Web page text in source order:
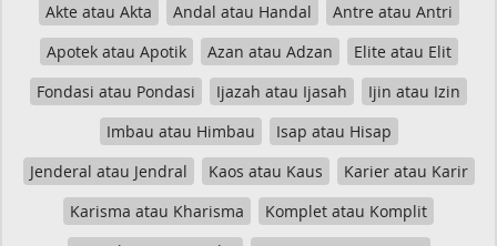
Akte atau Akta Andal atau Handal
Antre atau Antri
Apotek atau Apotik
Azan atau Adzan
Elite atau Elit
Fondasi atau Pondasi
Ijazah atau Ijasah
Ijin atau Izin
Imbau atau Himbau
Isap atau Hisap
Jenderal atau Jendral
Kaos atau Kaus
Karier atau Karir
Karisma atau Kharisma
Komplet atau Komplit